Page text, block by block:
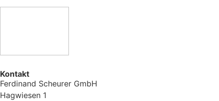
Kontakt
Ferdinand Scheurer GmbH
Hagwiesen 1